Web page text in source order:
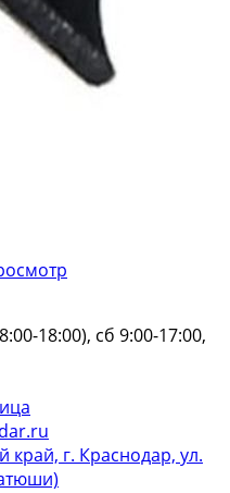
18:00), сб 9:00-17:00,
край, г. Краснодар, ул.